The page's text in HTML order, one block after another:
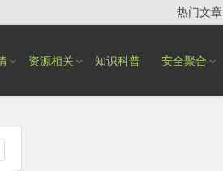
热门文章
资源相关 知识科普 安全聚合